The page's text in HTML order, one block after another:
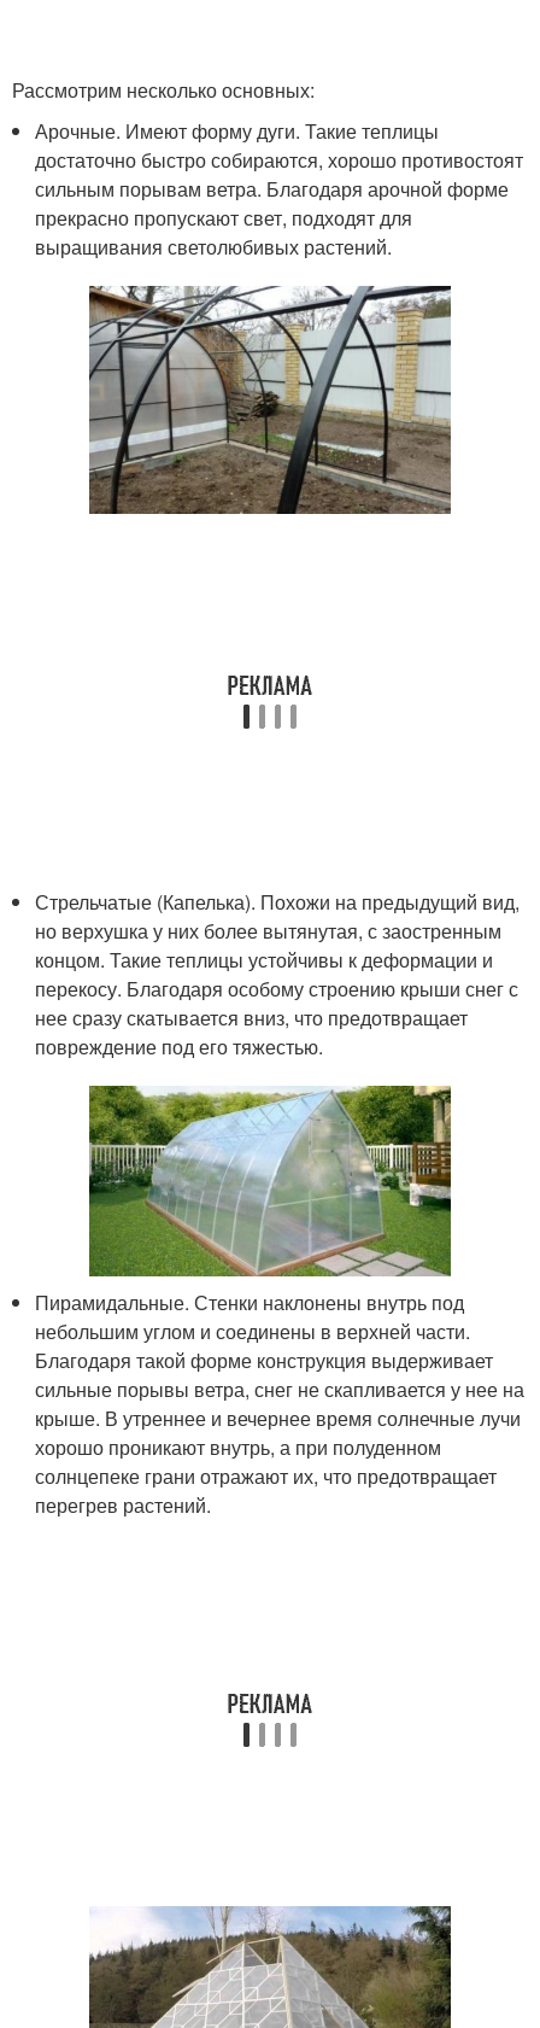
Рассмотрим несколько основных:
Арочные. Имеют форму дуги. Такие теплицы
достаточно быстро собираются, хорошо противостоят
сильным порывам ветра. Благодаря арочной форме
прекрасно пропускают свет, подходят для
выращивания светолюбивых растений.
Стрельчатые (Капелька). Похожи на предыдущий вид,
но верхушка у них более вытянутая, с заостренным
концом. Такие теплицы устойчивы к деформации и
перекосу. Благодаря особому строению крыши снег с
нее сразу скатывается вниз, что предотвращает
повреждение под его тяжестью.
Пирамидальные. Стенки наклонены внутрь под
небольшим углом и соединены в верхней части.
Благодаря такой форме конструкция выдерживает
сильные порывы ветра, снег не скапливается у нее на
крыше. В утреннее и вечернее время солнечные лучи
хорошо проникают внутрь, а при полуденном
солнцепеке грани отражают их, что предотвращает
перегрев растений.